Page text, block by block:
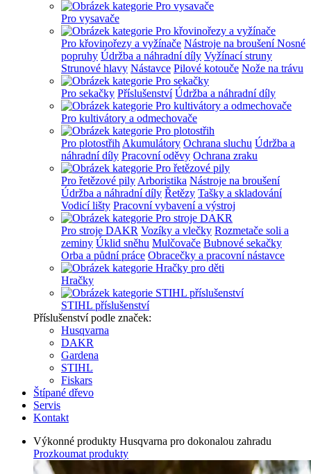
Pro vysavače
Pro křovinořezy a vyžínače Nástroje na broušeníNosné
popruhy Údržba a náhradní díly Vyžínací struny
Strunové hlavy Nástavce Pilové kotouče Nože na trávu
Pro sekačky Příslušenství Údržba a náhradní díly
Pro kultivátory a odmechovače
Pro plotostřih Akumulátory Ochrana sluchu Údržba a
náhradní díly Pracovní oděvy Ochrana zraku
Pro řetězové pily Arboristika Nástroje na broušení
Údržba a náhradní díly Řetězy Tašky a skladování
Vodicí lišty Pracovní vybavení a výstroj
Pro stroje DAKR Vozíky a vlečky Rozmetače soli a
zeminy Úklid sněhu Mulčovače Bubnové sekačky
Orba a půdní práce Obracečky a pracovní nástavce
Hračky
STIHL příslušenství
Příslušenství podle značek:
Husqvarna
DAKR
Gardena
STIHL
Fiskars
Štípané dřevo
Servis
Kontakt
Výkonné produkty Husqvarna pro dokonalou zahradu
Prozkoumat produkty